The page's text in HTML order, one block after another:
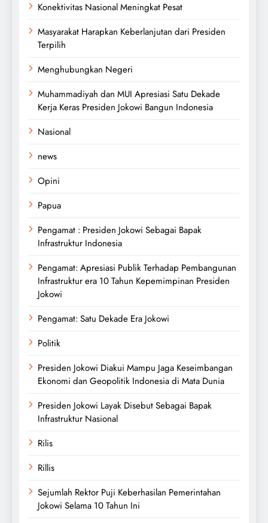
Konektivitas Nasional Meningkat Pesat
Masyarakat Harapkan Keberlanjutan dari Presiden
Terpilih
Menghubungkan Negeri
Muhammadiyah dan MUI Apresiasi Satu Dekade
Kerja Keras Presiden Jokowi Bangun Indonesia
Nasional
news
Opini
Papua
Pengamat : Presiden Jokowi Sebagai Bapak
Infrastruktur Indonesia
Pengamat: Apresiasi Publik Terhadap Pembangunan
Infrastruktur era 10 Tahun Kepemimpinan Presiden
Jokowi
Pengamat: Satu Dekade Era Jokowi
Politik
Presiden Jokowi Diakui Mampu Jaga Keseimbangan
Ekonomi dan Geopolitik Indonesia di Mata Dunia
Presiden Jokowi Layak Disebut Sebagai Bapak
Infrastruktur Nasional
Rilis
Rillis
Sejumlah Rektor Puji Keberhasilan Pemerintahan
Jokowi Selama 10 Tahun Ini